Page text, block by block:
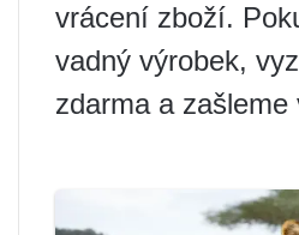
vrácení zboží.
vadný výrobek,
zdarma a zašleme